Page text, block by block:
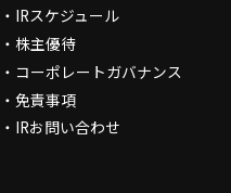
IRスケジュール
株主優待
コーポレートガバナンス
免責事項
IRお問い合わせ